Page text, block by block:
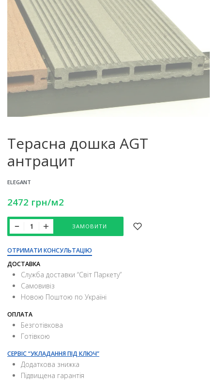
Терасна дошка AGT
антрацит
ELEGANT
2472 грн/м2
ЗАМОВИТИ
ОТРИМАТИ КОНСУЛЬТАЦІЮ
ДОСТАВКА
Служба доставки “Свiт Паркету”
Самовивіз
Новою Поштою по Україні
ОПЛАТА
Безготівкова
Готівкою
СЕРВІС “УКЛАДАННЯ ПІД КЛЮЧ”
Додаткова знижка
Підвищена гарантія